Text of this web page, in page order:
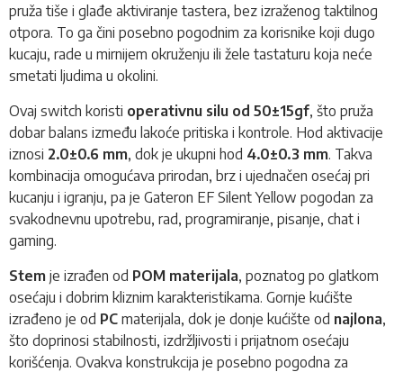
pruža tiše i glađe aktiviranje tastera, bez izraženog taktilnog
otpora. To ga čini posebno pogodnim za korisnike koji dugo
kucaju, rade u mirnijem okruženju ili žele tastaturu koja neće
smetati ljudima u okolini.
Ovaj switch koristi operativnu silu od 50±15gf, što pruža
dobar balans između lakoće pritiska i kontrole. Hod aktivacije
iznosi 2.0±0.6 mm, dok je ukupni hod 4.0±0.3 mm. Takva
kombinacija omogućava prirodan, brz i ujednačen osećaj pri
kucanju i igranju, pa je Gateron EF Silent Yellow pogodan za
svakodnevnu upotrebu, rad, programiranje, pisanje, chat i
gaming.
Stem je izrađen od POM materijala, poznatog po glatkom
osećaju i dobrim kliznim karakteristikama. Gornje kućište
izrađeno je od PC materijala, dok je donje kućište od najlona,
što doprinosi stabilnosti, izdržljivosti i prijatnom osećaju
korišćenja. Ovakva konstrukcija je posebno pogodna za